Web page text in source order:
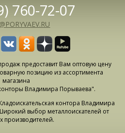
760-72-07
предоставит Вам оптовую цену
позицию из ассортимента
магазина
Владимира Порываева".
контора Владимира
выбор металлоискателей от
производителей.